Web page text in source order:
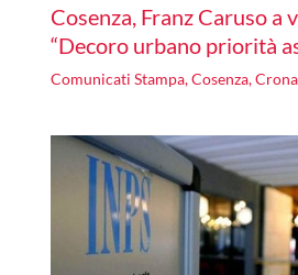
Cosenza, Franz Caruso a
“Decoro urbano priorità
Comunicati Stampa,Cosenza,